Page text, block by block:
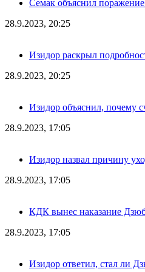
Семак объяснил
28.9.2023, 20:25
Изидор раскрыл
28.9.2023, 20:25
Изидор объяснил, почему
28.9.2023, 17:05
Изидор назвал причину
28.9.2023, 17:05
КДК вынес наказание
28.9.2023, 17:05
Изидор ответил, стал ли